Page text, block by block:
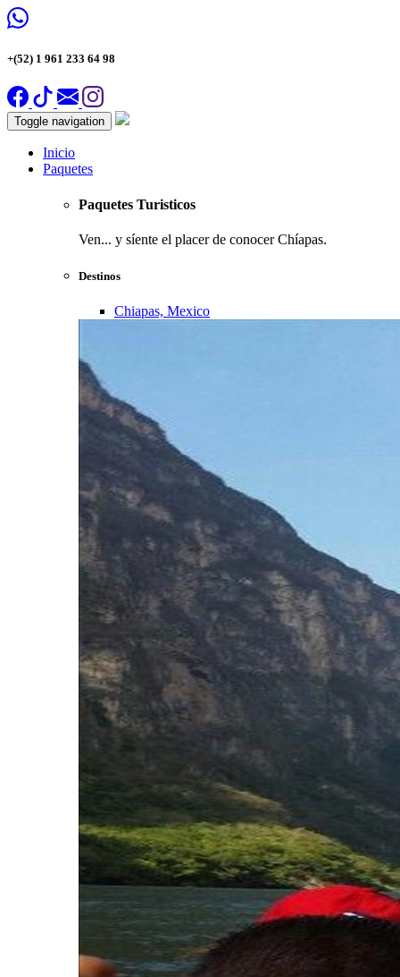
+(52) 1 961 233 64 98
Toggle navigation
Inicio
Paquetes
Paquetes Turisticos
Ven... y síente el placer de conocer Chíapas.
Destinos
Chiapas, Mexico